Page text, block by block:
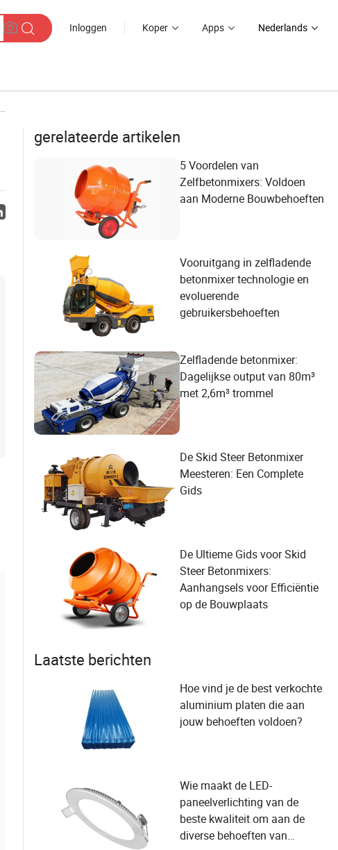
Inloggen Koper Apps Nederlands
gerelateerde artikelen
5 Voordelen van
Zelfbetonmixers: Voldoen
aan Moderne Bouwbehoeften
Vooruitgang in zelfladende
betonmixer technologie en
evoluerende
gebruikersbehoeften
Zelfladende betonmixer:
Dagelijkse output van 80m³
met 2,6m³ trommel
De Skid Steer Betonmixer
Meesteren: Een Complete
Gids
De Ultieme Gids voor Skid
Steer Betonmixers:
Aanhangsels voor Efficiëntie
op de Bouwplaats
Laatste berichten
Hoe vind je de best verkochte
aluminium platen die aan
jouw behoeften voldoen?
Wie maakt de LED-
paneelverlichting van de
beste kwaliteit om aan de
diverse behoeften van